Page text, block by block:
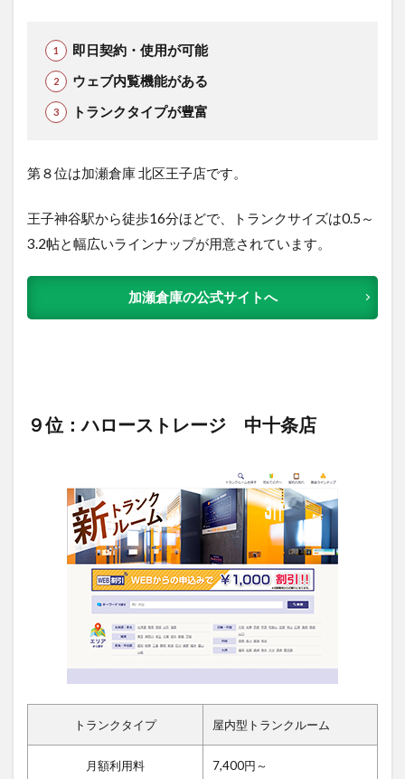
即日契約・使用が可能
ウェブ内覧機能がある
トランクタイプが豊富
第８位は加瀬倉庫 北区王子店です。
王子神谷駅から徒歩16分ほどで、トランクサイズは0.5～
3.2帖と幅広いラインナップが用意されています。
加瀬倉庫の公式サイトへ
９位：ハローストレージ 中十条店
トランクタイプ 屋内型トランクルーム
月額利用料 7,400円～